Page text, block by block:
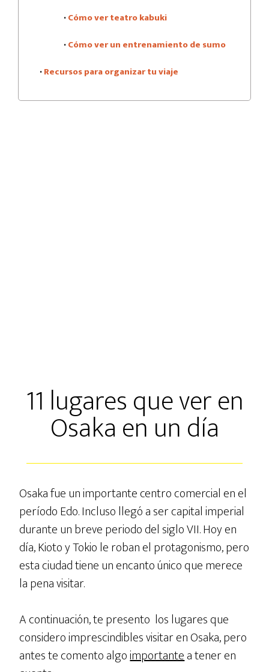
·Cómo ver teatro kabuki
·Cómo ver un entrenamiento de sumo
·Recursos para organizar tu viaje
11 lugares que ver en
Osaka en un día
Osaka fue un importante centro comercial en el
período Edo. Incluso llegó a ser capital imperial
durante un breve periodo del siglo VII. Hoy en
día, Kioto y Tokio le roban el protagonismo, pero
esta ciudad tiene un encanto único que merece
la pena visitar.
A continuación, te presento los lugares que
considero imprescindibles visitar en Osaka, pero
antes te comento algoimportantea tener en